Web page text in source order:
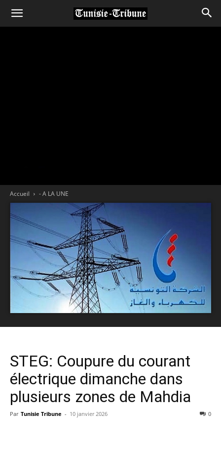
Accueil - A LA UNE
STEG: Coupure du courant
électrique dimanche dans
plusieurs zones de Mahdia
Par Tunisie Tribune - 10 janvier 2026 0